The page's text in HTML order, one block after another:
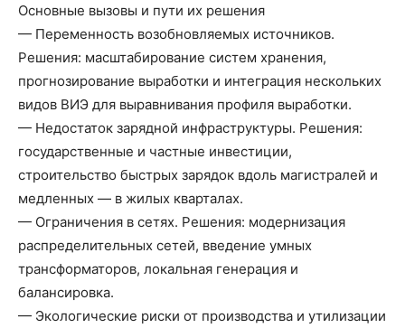
Основные вызовы и пути их решения
— Переменность возобновляемых источников.
Решения: масштабирование систем хранения,
прогнозирование выработки и интеграция нескольких
видов ВИЭ для выравнивания профиля выработки.
— Недостаток зарядной инфраструктуры. Решения:
государственные и частные инвестиции,
строительство быстрых зарядок вдоль магистралей и
медленных — в жилых кварталах.
— Ограничения в сетях. Решения: модернизация
распределительных сетей, введение умных
трансформаторов, локальная генерация и
балансировка.
— Экологические риски от производства и утилизации